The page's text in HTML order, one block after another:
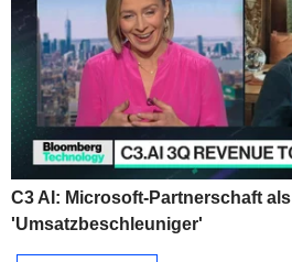
C3 AI: Microsoft-Partnerschaft als
'Umsatzbeschleuniger'